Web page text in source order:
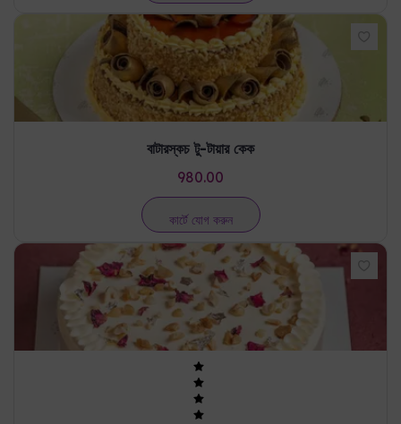
বাটারস্কচ টু-টায়ার কেক
980.00
কার্টে যোগ করুন